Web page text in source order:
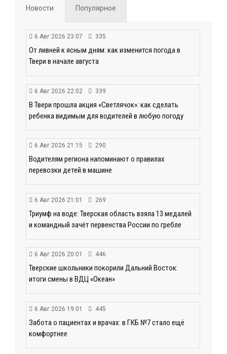
Новости Популярное
6 Авг 2026 23:07 335
От ливней к ясным дням: как изменится погода в
Твери в начале августа
6 Авг 2026 22:02 339
В Твери прошла акция «Светлячок»: как сделать
ребенка видимым для водителей в любую погоду
6 Авг 2026 21:15 290
Водителям региона напоминают о правилах
перевозки детей в машине
6 Авг 2026 21:01 269
Триумф на воде: Тверская область взяла 13 медалей
и командный зачёт первенства России по гребле
6 Авг 2026 20:01 446
Тверские школьники покорили Дальний Восток:
итоги смены в ВДЦ «Океан»
6 Авг 2026 19:01 445
Забота о пациентах и врачах: в ГКБ №7 стало ещё
комфортнее